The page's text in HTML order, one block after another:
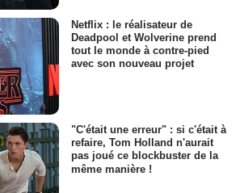
Netflix : le réalisateur de
Deadpool et Wolverine prend
tout le monde à contre-pied
avec son nouveau projet
"C'était une erreur" : si c'était à
refaire, Tom Holland n'aurait
pas joué ce blockbuster de la
même manière !